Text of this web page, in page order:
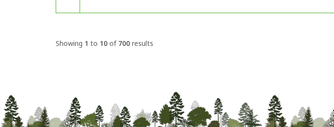
Showing 1 to 10 of 700 results